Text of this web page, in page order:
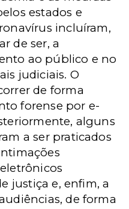
estados e
incluíram,
de ser, a
ao público e no
judiciais. O
de forma
forense por e-
alguns
a ser praticados
justiça e, enfim, a
de forma